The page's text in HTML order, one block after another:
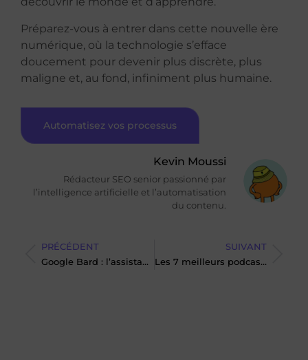
Préparez-vous à entrer dans cette nouvelle ère
numérique, où la technologie s’efface
doucement pour devenir plus discrète, plus
maligne et, au fond, infiniment plus humaine.
Automatisez vos processus
Kevin Moussi
Rédacteur SEO senior passionné par
l’intelligence artificielle et l’automatisation
du contenu.
PRÉCÉDENT
Google Bard : l’assistant IA conversationnel et créatif
SUIVANT
Les 7 meilleurs podcasts sur l’IA